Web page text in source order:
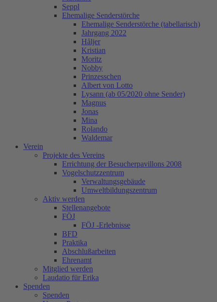
Seppl
Ehemalige Senderstörche
Ehemalige Senderstörche (tabellarisch)
Jahrgang 2022
Håljer
Kristian
Moritz
Nobby
Prinzesschen
Albert von Lotto
Lysann (ab 05/2020 ohne Sender)
Magnus
Jonas
Mina
Rolando
Waldemar
Verein
Projekte des Vereins
Errichtung der Besucherpavillons 2008
Vogelschutzzentrum
Verwaltungsgebäude
Umweltbildungszentrum
Aktiv werden
Stellenangebote
FÖJ
FÖJ -Erlebnisse
BFD
Praktika
Abschlußarbeiten
Ehrenamt
Mitglied werden
Laudatio für Erika
Spenden
Spenden